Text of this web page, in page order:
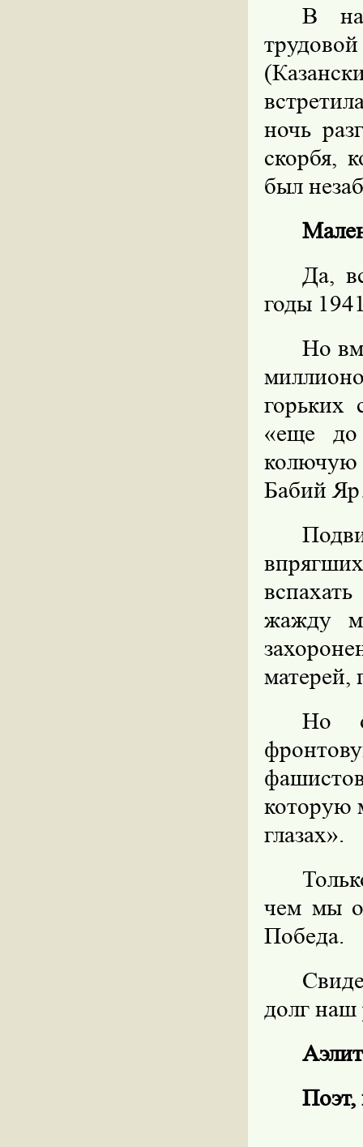
В
ночь
скорбя,
был
Да,
годы
Но
горьких
«еще до
Бабий
жажду
матерей,
Но
которую
глазах».
чем мы
Победа.
долг наш
Поэт,